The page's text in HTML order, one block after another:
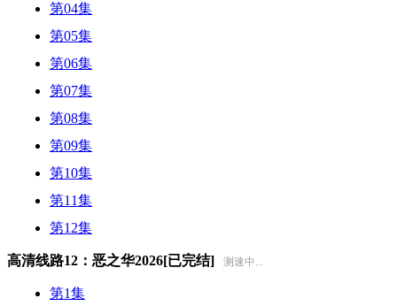
第04集
第05集
第06集
第07集
第08集
第09集
第10集
第11集
第12集
高清线路12：恶之华2026[已完结] 测速中...
第1集